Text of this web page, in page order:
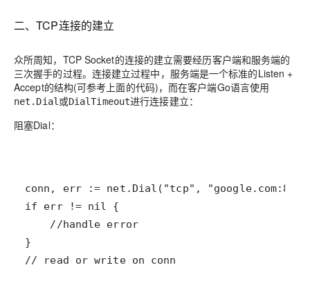
二、TCP连接的建立
众所周知，TCP Socket的连接的建立需要经历客户端和服务端的
三次握手的过程。连接建立过程中，服务端是一个标准的Listen +
Accept的结构(可参考上面的代码)，而在客户端Go语言使用
net.Dial 或DialTimeout进行连接建立：
阻塞Dial：
    //handle error